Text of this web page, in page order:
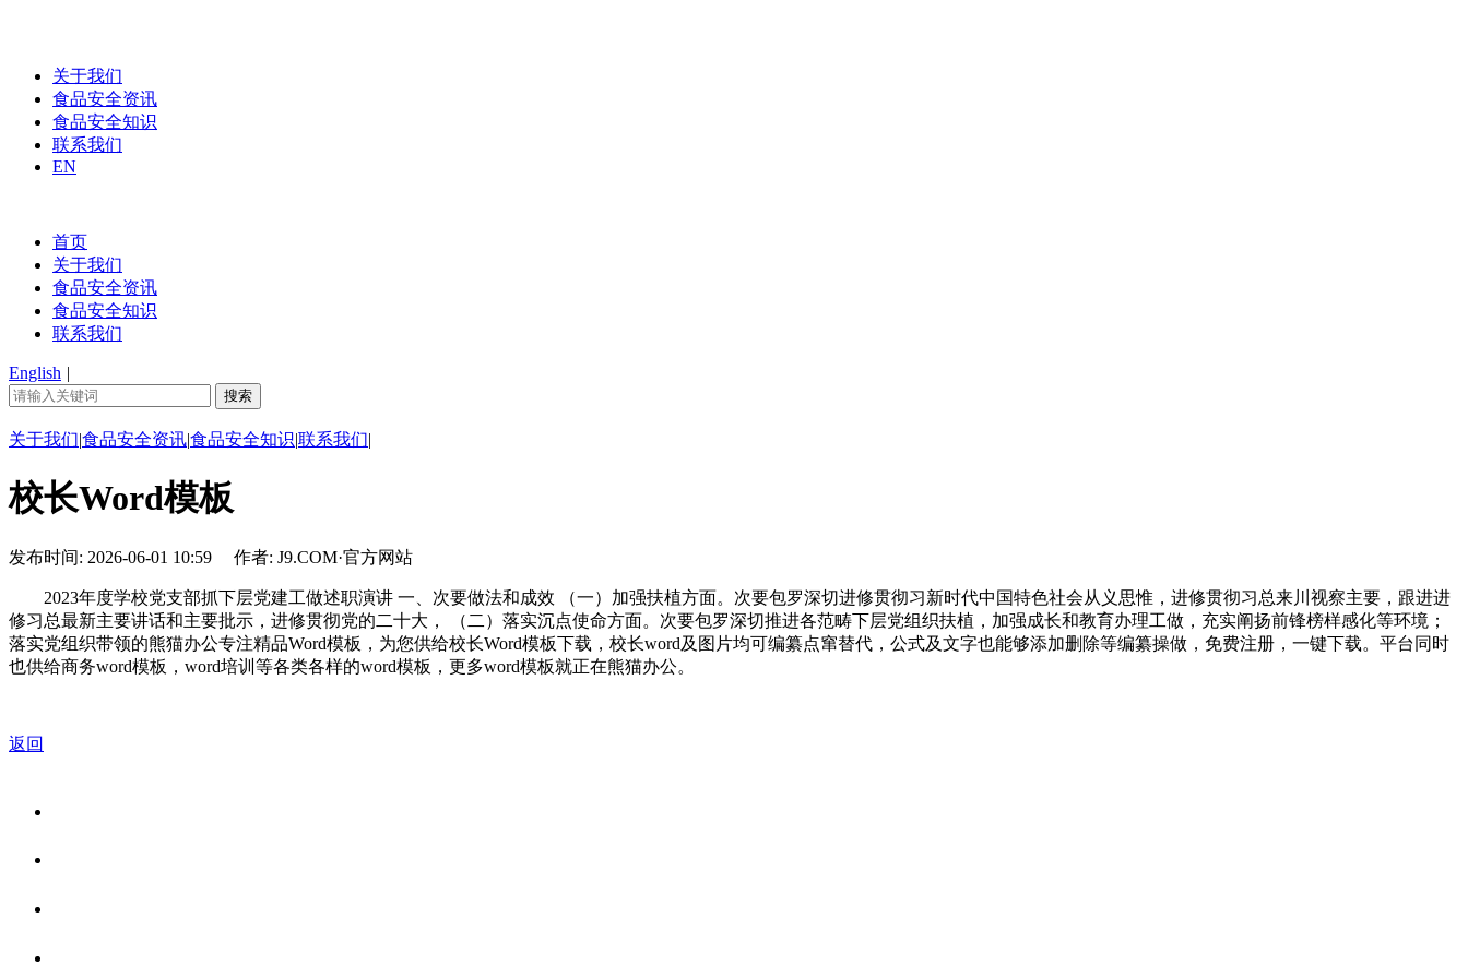
关于我们
食品安全资讯
食品安全知识
联系我们
EN
首页
关于我们
食品安全资讯
食品安全知识
联系我们
English |
关于我们|食品安全资讯|食品安全知识|联系我们|
校长Word模板
发布时间: 2026-06-01 10:59 作者: J9.COM·官方网站
2023年度学校党支部抓下层党建工做述职演讲 一、次要做法和成效 （一）加强扶植方面。次要包罗深切进修贯彻习新时代中国特色社会从义思惟，进修贯彻习总来川视察主要，跟进进
修习总最新主要讲话和主要批示，进修贯彻党的二十大， （二）落实沉点使命方面。次要包罗深切推进各范畴下层党组织扶植，加强成长和教育办理工做，充实阐扬前锋榜样感化等环境；
落实党组织带领的熊猫办公专注精品Word模板，为您供给校长Word模板下载，校长word及图片均可编纂点窜替代，公式及文字也能够添加删除等编纂操做，免费注册，一键下载。平台同时
也供给商务word模板，word培训等各类各样的word模板，更多word模板就正在熊猫办公。
返回